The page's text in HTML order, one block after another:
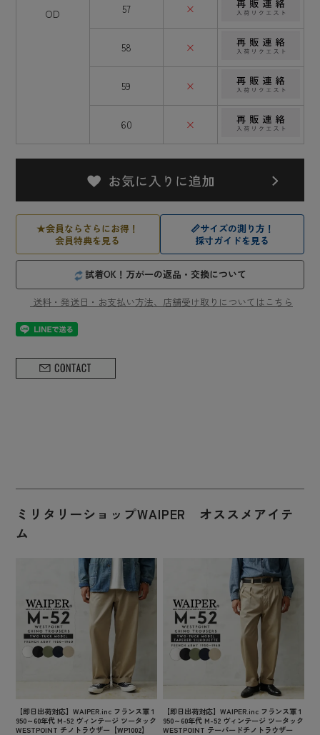
OD 57 ×
58 ×
59 ×
60 ×
★会員ならさらにお得！
会員特典を見る
📏サイズの測り方！
採寸ガイドを見る
試着OK！万が一の返品・交換について
送料・発送日・お支払い方法、店舗受け取りについてはこちら
ミリタリーショップWAIPER オススメアイテ
ム
【即日出荷対応】WAIPER.inc フランス軍 1
950～60年代 M-52 ヴィンテージ ツータック
WESTPOINT チノトラウザー【WP1002】
【即日出荷対応】WAIPER.inc フランス軍 1
950～60年代 M-52 ヴィンテージ ツータック
WESTPOINT テーパードチノトラウザー